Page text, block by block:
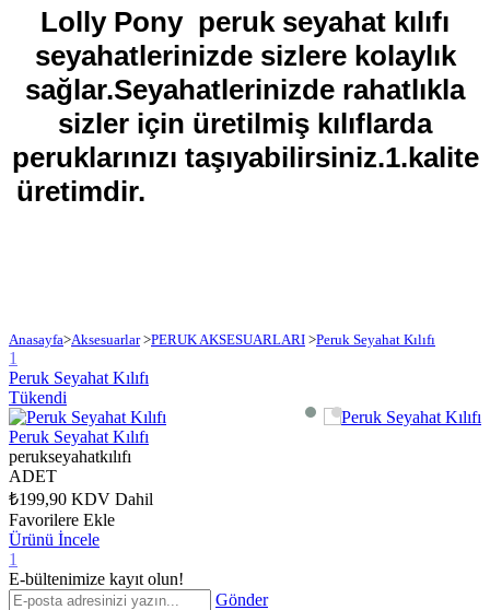
Lolly Pony peruk seyahat kılıfı
seyahatlerinizde sizlere kolaylık
sağlar.Seyahatlerinizde rahatlıkla
sizler için üretilmiş kılıflarda
peruklarınızı taşıyabilirsiniz.1.kalite
üretimdir.
Anasayfa>Aksesuarlar>PERUK AKSESUARLARI >Peruk Seyahat Kılıfı
1
Peruk Seyahat Kılıfı
Tükendi
Peruk Seyahat Kılıfı
perukseyahatkılıfı
ADET
₺199,90 KDV Dahil
Favorilere Ekle
Ürünü İncele
1
E-bültenimize kayıt olun!
Gönder